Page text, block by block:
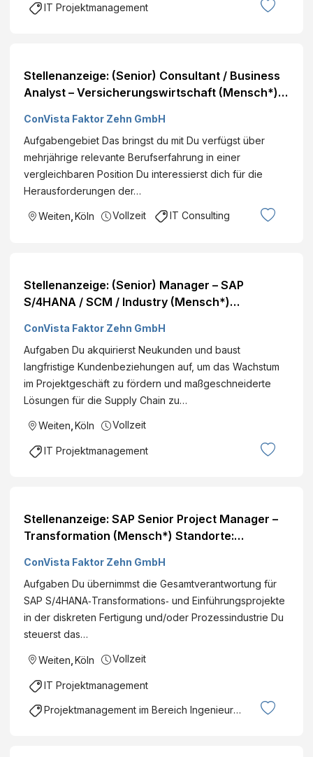
IT Projektmanagement
Stellenanzeige: (Senior) Consultant / Business
Analyst – Versicherungswirtschaft (Mensch*)
ConVista Faktor Zehn GmbH
Aufgabengebiet Das bringst du mit Du verfügst über
mehrjährige relevante Berufserfahrung in einer
vergleichbaren Position Du interessierst dich für die
Herausforderungen der…
Weiten Köln Vollzeit IT Consulting
Stellenanzeige: (Senior) Manager – SAP
S/4HANA / SCM / Industry (Mensch*)
ConVista Faktor Zehn GmbH
Aufgaben Du akquirierst Neukunden und baust
langfristige Kundenbeziehungen auf, um das Wachstum
im Projektgeschäft zu fördern und maßgeschneiderte
Lösungen für die Supply Chain zu…
Weiten Köln Vollzeit
IT Projektmanagement
Stellenanzeige: SAP Senior Project Manager –
Transformation (Mensch*) Standorte:
ConVista Faktor Zehn GmbH
Aufgaben Du übernimmst die Gesamtverantwortung für
SAP S/4HANA‑Transformations‑ und Einführungsprojekte
in der diskreten Fertigung und/oder Prozessindustrie Du
steuerst das…
Weiten Köln Vollzeit
IT Projektmanagement
Projektmanagement im Bereich Ingenieurswesen